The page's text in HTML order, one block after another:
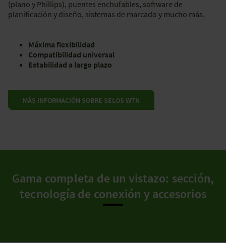
(plano y Phillips), puentes enchufables, software de
planificación y diseño, sistemas de marcado y mucho más.
Máxima flexibilidad
Compatibilidad universal
Estabilidad a largo plazo
MÁS INFORMACIÓN SOBRE SELOS WTN
Gama completa de un vistazo: sección,
tecnología de conexión y accesorios